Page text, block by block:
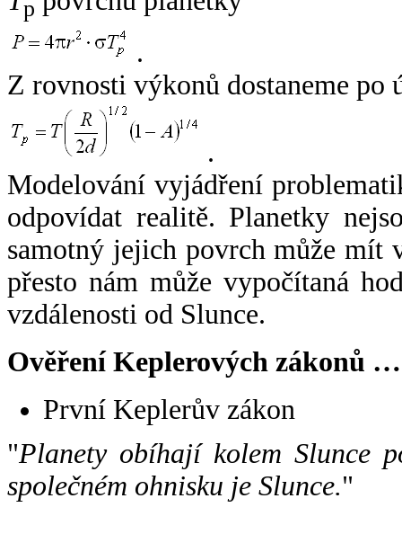
p
.
Z rovnosti výkonů dostaneme po
.
Modelování vyjádření
odpovídat realitě. Planetky
samotný jejich povrch může mít
přesto nám může vypočítaná
vzdálenosti od Slunce.
Ověření Keplerových zákonů …
První Keplerův zákon
"Planety obíhají kolem Slunce
společném ohnisku je Slunce."